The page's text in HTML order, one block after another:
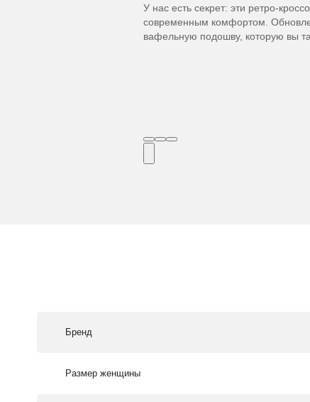
У нас есть секрет: эти ретро-
современным комфортом.
вафельную подошву, которую вы
Бренд
Размер женщины